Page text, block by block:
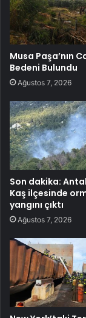
Musa Paşa’nın
Bedeni Bulundu
Ağustos 7, 2026
Son dakika:
Kaş ilçesinde
yangını çıktı
Ağustos 7, 2026